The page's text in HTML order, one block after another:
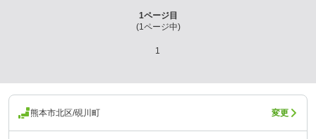
1ページ目
(1ページ中)
1
熊本市北区/硯川町 変更